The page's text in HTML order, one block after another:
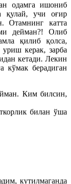
одамга ишониб
қулай, учи оғир
Отамнинг катта
дейман?! Олиб
қилиб қолса,
керак, зарба
кетади. Лекин
кўмак берадиган
Ким билсин,
билан ўша
кутилмаганда